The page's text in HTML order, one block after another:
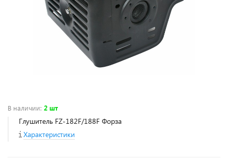
В наличии: 2 шт
Глушитель FZ-182F/188F Форза
Характеристики